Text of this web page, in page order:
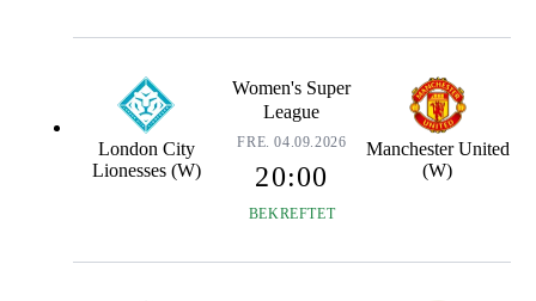
London City
Lionesses (W)
Women's Super
League
FRE. 04.09.2026
20:00
BEKREFTET
Manchester United
(W)